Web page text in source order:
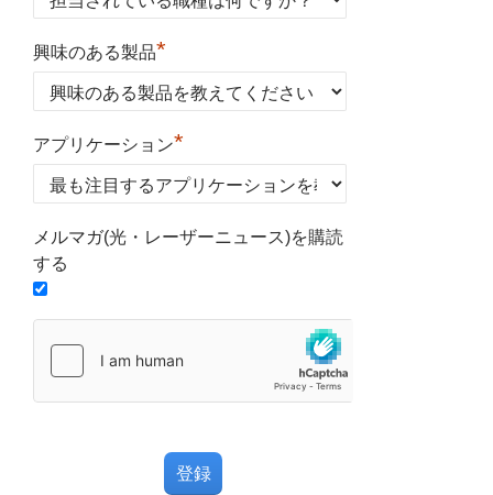
興味のある製品*
アプリケーション*
メルマガ(光・レーザーニュース)を購読
する